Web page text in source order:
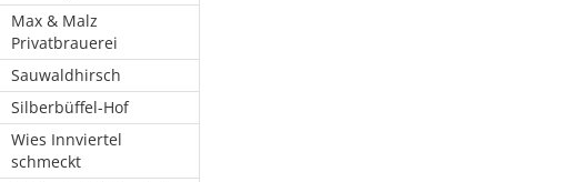
Max & Malz
Privatbrauerei
Sauwaldhirsch
Silberbüffel-Hof
Wies Innviertel
schmeckt